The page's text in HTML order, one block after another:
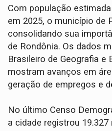
Com população
em 2025, o município de
consolidando sua
de Rondônia. Os dados
Brasileiro de Geografia e
mostram avanços em
geração de empregos e
No último Censo
a cidade registrou